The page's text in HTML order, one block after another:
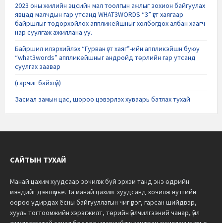
2023 оны жилийн эцсийн мал тоолгын ажлыг зохион байгуулах
явцад малчдын гар утсанд WHAT3WORDS “3” үгт хаягаар
байршлыг тодорхойлох аппликейшныг холбогдох албан хаагч
нар суулгаж ажиллана уу.
Байршил илэрхийлэх “Гурван үгт хаяг”-ийн аппликэйшн буюу
“what3words” аппликейшныг андройд төрлийн гар утсанд
суулгах заавар
(гарчиг байхгүй)
Засмал замын цас, шороо цэвэрлэх хуваарь батлах тухай
САЙТЫН ТУХАЙ
Манай цахим хуудсаар зочилж буй эрхэм танд энэ өдрийн
мэндийг дэвшүүлье. Та манай цахим хуудсанд зочилж нутгийн
өөрөө удирдах ёсны байгууллагын чиг үүрэг, гарсан шийдвэр,
хууль тогтоомжийн хэрэгжилт, төрийн үйлчилгээний чанар, үйл